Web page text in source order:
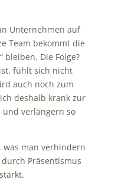
Unternehmen auf
Team bekommt die
bleiben. Die Folge?
fühlt sich nicht
auch noch zum
deshalb krank zur
und verlängern so
was man verhindern
Präsentismus